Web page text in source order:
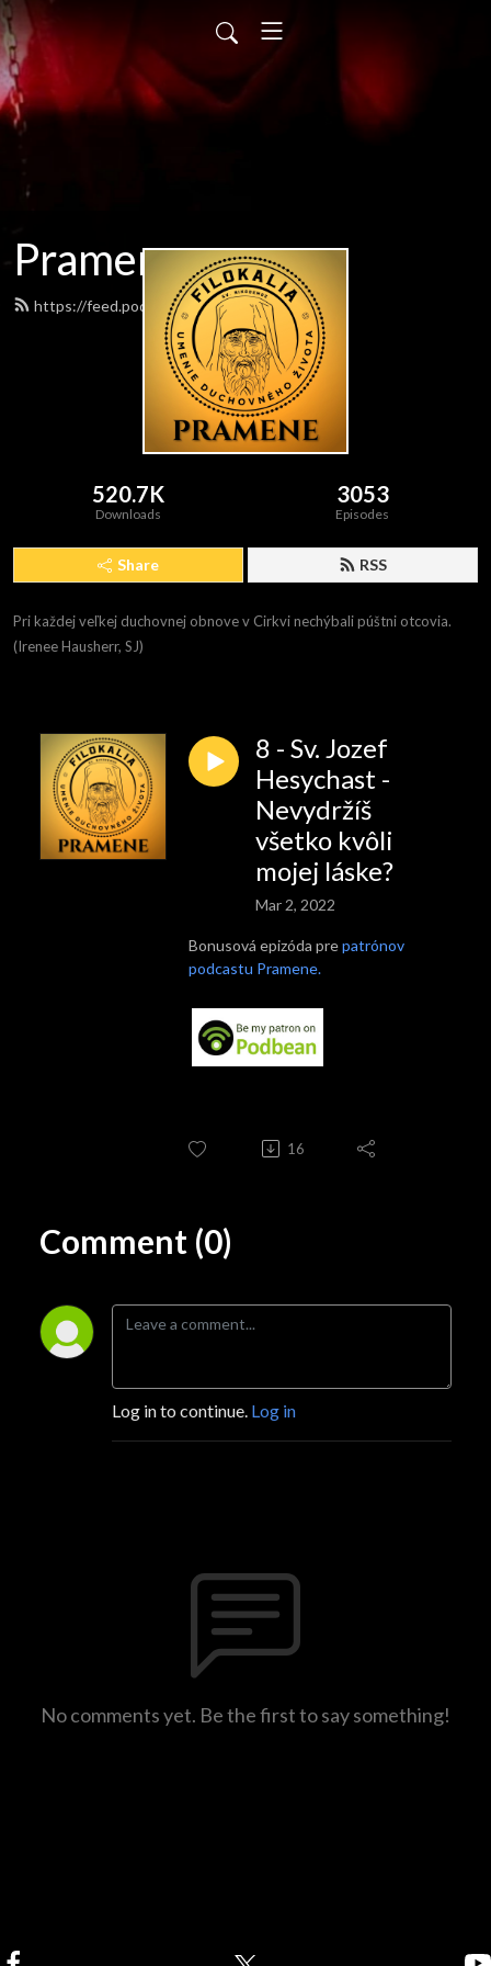
Pramene
https://feed.podbean.com/pramene/feed.xml
520.7K
Downloads
3053
Episodes
Share RSS
Pri každej veľkej duchovnej obnove v Cirkvi nechýbali púštni otcovia.
(Irenee Hausherr, SJ)
8 - Sv. Jozef
Hesychast -
Nevydržíš
všetko kvôli
mojej láske?
Mar 2, 2022
Bonusová epizóda prepatrónov
podcastu Pramene.
16
Comment (0)
Log in to continue. Log in
No comments yet. Be the first to say something!